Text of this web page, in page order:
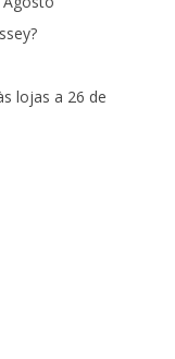
lojas a 26 de